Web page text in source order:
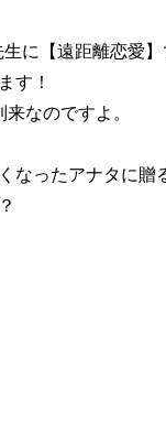
に【遠距離恋愛
す！
なのですよ。
なったアナタに贈